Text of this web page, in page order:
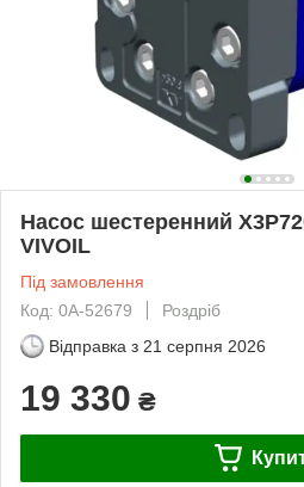
Насос шестеренний
VIVOIL
Під замовлення
Код: 0А-52679
Роздріб
Відправка з 21 серпня 2026
19 330 ₴